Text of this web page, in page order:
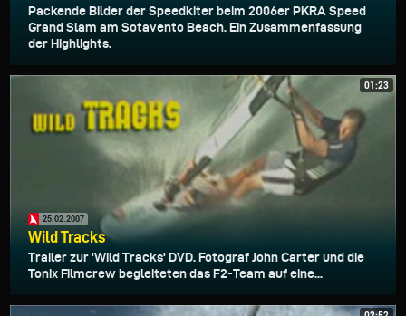
Packende Bilder der Speedkiter beim 2006er PKRA Speed
Grand Slam am Sotavento Beach. Ein Zusammenfassung
der Highlights.
01:23
25.02.2007
Wild Tracks
Trailer zur 'Wild Tracks' DVD. Fotograf John Carter und die
Tonix Filmcrew begleiteten das F2-Team auf eine...